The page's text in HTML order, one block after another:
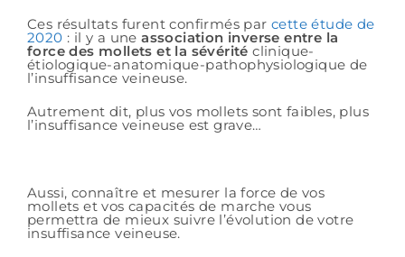
Ces résultats furent confirmés par cette étude de
2020 : il y a uneassociation inverse entre la
force des mollets et la sévérité clinique-
étiologique-anatomique-pathophysiologique de
l’insuffisance veineuse.
Autrement dit, plus vos mollets sont faibles, plus
l’insuffisance veineuse est grave…
Aussi, connaître et mesurer la force de vos
mollets et vos capacités de marche vous
permettra de mieux suivre l’évolution de votre
insuffisance veineuse.